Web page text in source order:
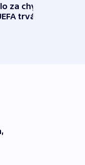
za chyby a
trvá na